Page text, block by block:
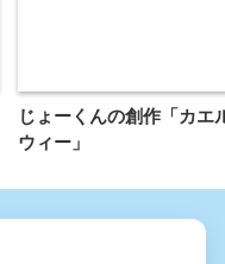
じょーくんの創作「カエ
ウィー」